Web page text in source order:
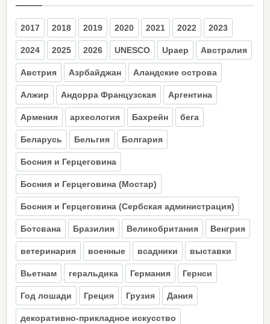
2017 2018 2019 2020 2021 2022 2023
2024 2025 2026 UNESCO Upaep Австралия
Австрия Азрбайджан Аландские острова
Алжир Андорра Французская Аргентина
Армения археология Бахрейн бега
Беларусь Бельгия Болгария
Босния и Герцеговина
Босния и Герцеговина (Moстар)
Босния и Герцеговина (Сербская администрация)
Ботсвана Бразилия Великобритания Венгрия
ветеринария военные всадники выставки
Вьетнам геральдика Германия Гернси
Год лошади Греция Грузия Дания
декоративно-прикладное искусство